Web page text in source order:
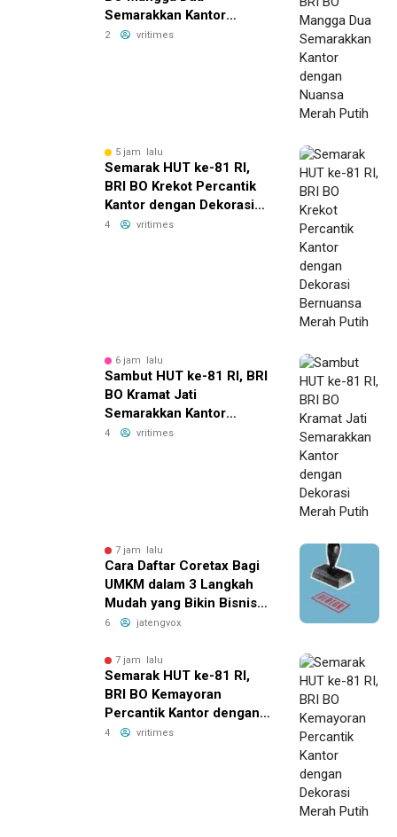
Semarakkan Kantor
dengan Nuansa Merah
2 vritimes
5 jam lalu
Semarak HUT ke-81 RI,
BRI BO Krekot Percantik
Kantor dengan Dekorasi
Bernuansa Merah Putih
4 vritimes
6 jam lalu
Sambut HUT ke-81 RI, BRI
BO Kramat Jati
Semarakkan Kantor
dengan Dekorasi Merah
4 vritimes
7 jam lalu
Cara Daftar Coretax Bagi
UMKM dalam 3 Langkah
Mudah yang Bikin Bisnis
Anda Lebih
6 jatengvox
7 jam lalu
Semarak HUT ke-81 RI,
BRI BO Kemayoran
Percantik Kantor dengan
Dekorasi Merah Putih
4 vritimes